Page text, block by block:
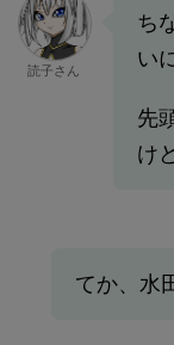
読子さん
ち
い
先
け
てか、水